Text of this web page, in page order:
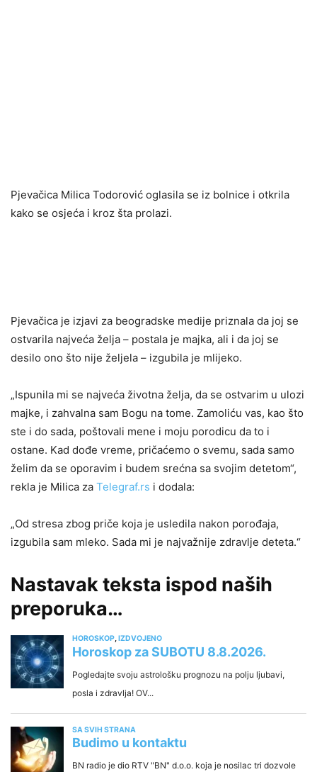
Pjevačica Milica Todorović oglasila se iz bolnice i otkrila
kako se osjeća i kroz šta prolazi.
Pjevačica je izjavi za beogradske medije priznala da joj se
ostvarila najveća želja – postala je majka, ali i da joj se
desilo ono što nije željela – izgubila je mlijeko.
„Ispunila mi se najveća životna želja, da se ostvarim u ulozi
majke, i zahvalna sam Bogu na tome. Zamoliću vas, kao što
ste i do sada, poštovali mene i moju porodicu da to i
ostane. Kad dođe vreme, pričaćemo o svemu, sada samo
želim da se oporavim i budem srećna sa svojim detetom“,
rekla je Milica za Telegraf.rs i dodala:
„Od stresa zbog priče koja je usledila nakon porođaja,
izgubila sam mleko. Sada mi je najvažnije zdravlje deteta.“
Nastavak teksta ispod naših
preporuka…